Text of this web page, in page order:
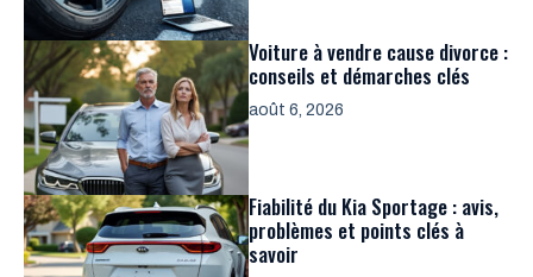
Voiture à vendre cause divorce :
conseils et démarches clés
août 6, 2026
Fiabilité du Kia Sportage : avis,
problèmes et points clés à
savoir